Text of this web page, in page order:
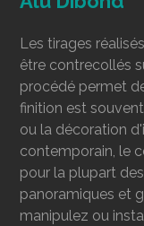
Les tirages
être contrecollés
procédé permet
finition est
ou la décoration
contemporain, le
pour la plupart
panoramiques et
manipulez ou